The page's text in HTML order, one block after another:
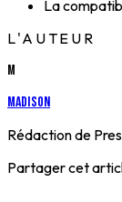
La
L'AUTEUR
M
Madison
Rédaction de
Partager cet